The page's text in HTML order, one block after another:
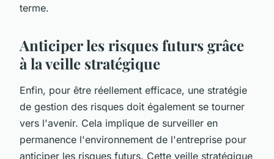
terme.
Anticiper les risques futurs grâce
à la veille stratégique
Enfin, pour être réellement efficace, une stratégie
de gestion des risques doit également se tourner
vers l'avenir. Cela implique de surveiller en
permanence l'environnement de l'entreprise pour
anticiper les risques futurs. Cette veille stratégique